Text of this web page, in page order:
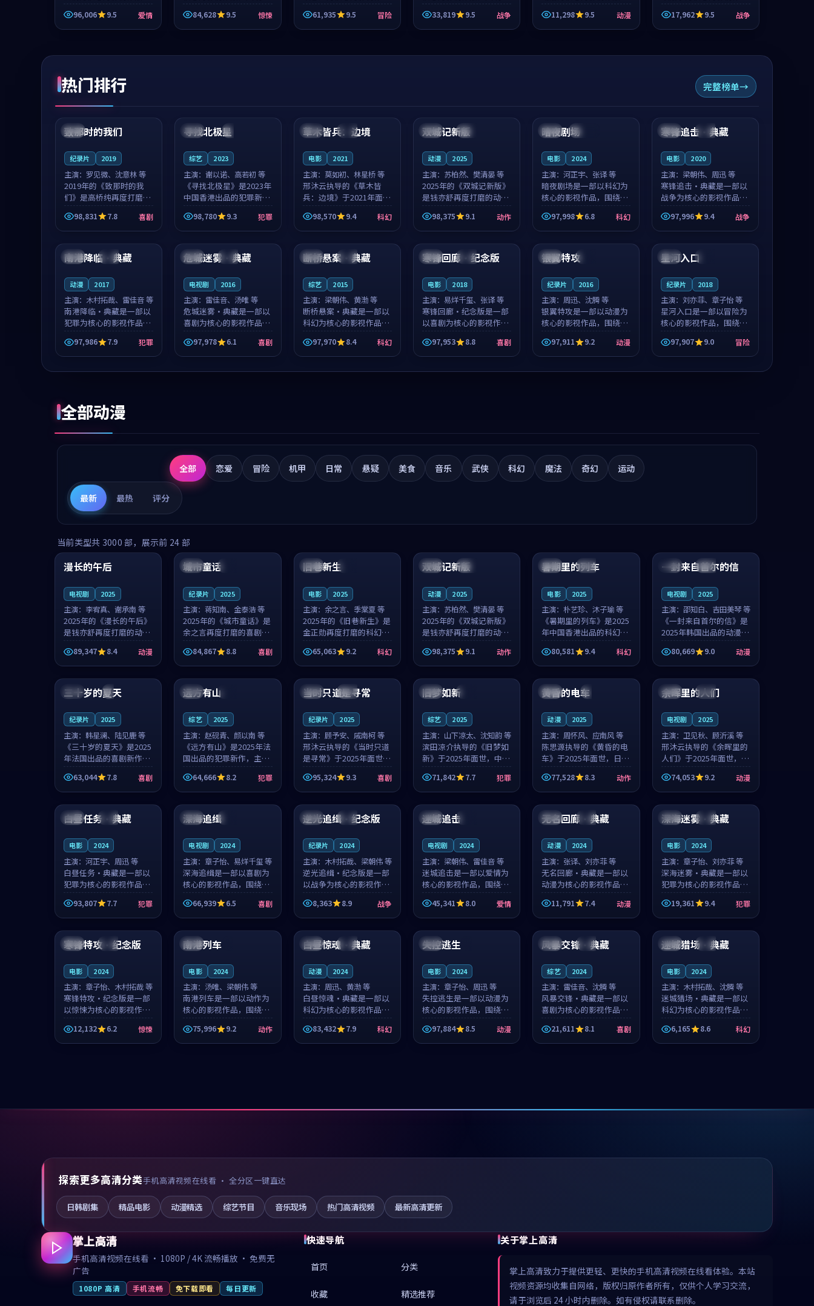
围绕危机、反转与人物成
长展开，整体节奏紧凑，
值得推荐观看。
96,006 9.5 爱情
机、反转与人物成长展
开，整体节奏紧凑，值得
推荐观看。
84,628 9.5 惊悚
品，围绕危机、反转与人
物成长展开，整体节奏紧
凑，值得推荐观看。
61,935 9.5 冒险
机、反转与人物成长展
开，整体节奏紧凑，值得
推荐观看。
33,819 9.5 战争
围绕危机、反转与人物成
长展开，整体节奏紧凑，
值得推荐观看。
11,298 9.5 动漫
品，围绕危机、反转与人
物成长展开，整体节奏紧
凑，值得推荐观看。
17,962 9.5 战争
热门排行 完整榜单
中国 4K
99:22
致那时的我们
纪录片 2019
主演： 罗见微、沈意林 等
2019年的《致那时的我
们》是高桥纯再度打磨的
喜剧佳作。中国大陆的取
景与都市寓言的氛围相互
成就，罗见微与沈意林的
影片在悬念...
98,831 7.8 喜剧
中国 4K
99:18
寻找北极星
综艺 2023
主演： 谢以诺、高若初 等
《寻找北极星》是2023年
中国香港出品的犯罪新
作，主创团队希望用公路
冒险的故事让观众停下来
想一想。谢以诺领衔，高
柯的叙事节...
98,780 9.3 犯罪
泰国 独播
99:44
草木皆兵：边境
电影 2021
主演： 莫如初、林星桥 等
邢沐云执导的《草木皆
兵：边境》于2021年面
世，泰国的城市气质与校
园青春的人物心境共同构
筑了影片基调。莫如初、
整部科幻电影...
98,570 9.4 科幻
中国 独播
99:40
双城记新版
动漫 2025
主演： 苏柏然、樊清晏 等
2025年的《双城记新版》
是钱亦舒再度打磨的动作
佳作。中国大陆的取景与
沙漠探险的氛围相互成
就，苏柏然与樊清晏的对
片在悬念与...
98,375 9.1 动作
中国 连载中
99:59
暗夜剧场
电影 2024
主演： 河正宇、张译 等
暗夜剧场是一部以科幻为
核心的影视作品，围绕危
机、反转与人物成长展
开，整体节奏紧凑，值得
推荐观看。
97,998 6.8 科幻
中国 独播
99:47
寒锋追击·典藏
电影 2020
主演： 梁朝伟、周迅 等
寒锋追击·典藏是一部以
战争为核心的影视作品，
围绕危机、反转与人物成
长展开，整体节奏紧凑，
值得推荐观看。
97,996 9.4 战争
中国 完结
99:26
南港降临·典藏
动漫 2017
主演： 木村拓哉、雷佳音 等
南港降临·典藏是一部以
犯罪为核心的影视作品，
围绕危机、反转与人物成
长展开，整体节奏紧凑，
值得推荐观看。
97,986 7.9 犯罪
泰国 热播
99:17
危城迷雾·典藏
电视剧 2016
主演： 雷佳音、汤唯 等
危城迷雾·典藏是一部以
喜剧为核心的影视作品，
围绕危机、反转与人物成
长展开，整体节奏紧凑，
值得推荐观看。
97,978 6.1 喜剧
日本 完结
99:39
断桥悬案·典藏
综艺 2015
主演： 梁朝伟、黄渤 等
断桥悬案·典藏是一部以
科幻为核心的影视作品，
围绕危机、反转与人物成
长展开，整体节奏紧凑，
值得推荐观看。
97,970 8.4 科幻
泰国 完结
99:12
寒锋回廊·纪念版
电影 2018
主演： 易烊千玺、张译 等
寒锋回廊·纪念版是一部
以喜剧为核心的影视作
品，围绕危机、反转与人
物成长展开，整体节奏紧
凑，值得推荐观看。
97,953 8.8 喜剧
韩国
99:29
银翼特攻
纪录片 2016
主演： 周迅、沈腾 等
银翼特攻是一部以动漫为
核心的影视作品，围绕危
机、反转与人物成长展
开，整体节奏紧凑，值得
推荐观看。
97,911 9.2 动漫
美国
99:44
星河入口
纪录片 2018
主演： 刘亦菲、章子怡 等
星河入口是一部以冒险为
核心的影视作品，围绕危
机、反转与人物成长展
开，整体节奏紧凑，值得
推荐观看。
97,907 9.0 冒险
全部动漫
全部 恋爱 冒险 机甲 日常 悬疑 美食 音乐 武侠 科幻 魔法 奇幻 运动
最新 最热 评分
当前类型共 3000 部，展示前 24 部
中国 高分
99:16
漫长的午后
电视剧 2025
主演： 李宥真、谢承南 等
2025年的《漫长的午后》
是钱亦舒再度打磨的动漫
佳作。中国大陆的取景与
海岛日常的氛围相互成
就，李宥真与谢承南的对
手戏自然克制，让整部影
片在悬念与...
89,347 8.4 动漫
美国
城市童话
纪录片 2025
主演：蒋知南、金泰浩 等
2025年的《城市童话》是
余之言再度打磨的喜剧佳
作。美国的取景与历史战
争的氛围相互成就，蒋知
南与金泰浩的对手戏自然
克制，让整部影片在悬念
与温度之...
84,867 8.8 喜剧
英国
旧巷新生
电影 2025
主演： 余之言、季棠夏 等
2025年的《旧巷新生》是
金正勋再度打磨的科幻佳
作。英国的取景与雨夜物
语的氛围相互成就，余之
言与季棠夏的对手戏自然
克制，让整部影片在悬念
与温度之...
65,063 9.2 科幻
中国 独播
双城记新版
动漫 2025
主演： 苏柏然、樊清晏 等
2025年的《双城记新版》
是钱亦舒再度打磨的动作
佳作。中国大陆的取景与
沙漠探险的氛围相互成
就，苏柏然与樊清晏的对
手戏自然克制，让整部影
片在悬念与...
98,375 9.1 动作
中国 杜比
暑期里的列车
电影 2025
主演：朴艺珍、沐子瑜 等
《暑期里的列车》是2025
年中国香港出品的科幻新
作，主创团队希望用城市
夜归人的故事让观众停下
来想一想。朴艺珍领衔，
沐子瑜担任重要角色，郑
书延的叙...
80,581 9.4 科幻
韩国 热播
一封来自首尔的信
电视剧 2025
主演： 邵知白、吉田美琴 等
《一封来自首尔的信》是
2025年韩国出品的动漫新
作，主创团队希望用高考
往事的故事让观众停下来
想一想。邵知白领衔，吉
田美琴担任重要角色，谢
承南的叙...
80,669 9.0 动漫
法国 4K
99:12
三十岁的夏天
纪录片 2025
主演： 韩星澜、陆见鹿 等
《三十岁的夏天》是2025
年法国出品的喜剧新作，
主创团队希望用深夜电台
的故事让观众停下来想一
想。韩星澜领衔，陆见鹿
担任重要角色，山田纯一
的叙事节...
63,044 7.8 喜剧
法国
99:48
远方有山
综艺 2025
主演：赵砚青、颜以南 等
《远方有山》是2025年法
国出品的犯罪新作，主创
团队希望用高校追梦的故
事让观众停下来想一想。
赵砚青领衔，颜以南担任
重要角色，山田纯一的叙
事节奏一...
64,666 8.2 犯罪
泰国 杜比
99:32
当时只道是寻常
纪录片 2025
主演： 顾予安、戚南柯 等
邢沐云执导的《当时只道
是寻常》于2025年面世，
泰国的城市气质与母女情
深的人物心境共同构筑了
影片基调。顾予安、戚南
柯用细腻的表演撑起整部
喜剧电影...
95,324 9.3 喜剧
中国
99:08
旧梦如新
综艺 2025
主演： 山下凉太、沈知韵 等
滨田凉介执导的《旧梦如
新》于2025年面世，中国
台湾的城市气质与异国相
遇的人物心境共同构筑了
影片基调。山下凉太、沈
知韵用细腻的表演撑起整
部犯罪电...
71,842 7.7 犯罪
日本 4K
99:20
黄昏的电车
动漫 2025
主演：周怀风、应南风 等
陈思源执导的《黄昏的电
车》于2025年面世，日本
的城市气质与渔村故事的
人物心境共同构筑了影片
基调。周怀风、应南风用
细腻的表演撑起整部动作
电影，剧...
77,528 8.3 动作
泰国 完结
99:56
余晖里的人们
电视剧 2025
主演： 卫见秋、顾沂溪 等
邢沐云执导的《余晖里的
人们》于2025年面世，泰
国的城市气质与小镇生活
的人物心境共同构筑了影
片基调。卫见秋、顾沂溪
用细腻的表演撑起整部动
漫电影，...
74,053 9.2 动漫
韩国 院线
99:47
白昼任务·典藏
电影 2024
主演： 河正宇、周迅 等
白昼任务·典藏是一部以
犯罪为核心的影视作品，
围绕危机、反转与人物成
长展开，整体节奏紧凑，
值得推荐观看。
93,807 7.7 犯罪
美国
99:01
深海追缉
电视剧 2024
主演：章子怡、易烊千玺 等
深海追缉是一部以喜剧为
核心的影视作品，围绕危
机、反转与人物成长展
开，整体节奏紧凑，值得
推荐观看。
66,939 6.5 喜剧
泰国 高分
99:38
逆光追缉·纪念版
纪录片 2024
主演： 木村拓哉、梁朝伟 等
逆光追缉·纪念版是一部
以战争为核心的影视作
品，围绕危机、反转与人
物成长展开，整体节奏紧
凑，值得推荐观看。
8,363 8.9 战争
中国
99:29
迷城追击
电视剧 2024
主演： 梁朝伟、雷佳音 等
迷城追击是一部以爱情为
核心的影视作品，围绕危
机、反转与人物成长展
开，整体节奏紧凑，值得
推荐观看。
45,341 8.0 爱情
日本 高分
99:40
无名回廊·典藏
动漫 2024
主演： 张译、刘亦菲 等
无名回廊·典藏是一部以
动漫为核心的影视作品，
围绕危机、反转与人物成
长展开，整体节奏紧凑，
值得推荐观看。
11,791 7.4 动漫
英国 院线
99:08
深海迷雾·典藏
电影 2024
主演： 章子怡、刘亦菲 等
深海迷雾·典藏是一部以
犯罪为核心的影视作品，
围绕危机、反转与人物成
长展开，整体节奏紧凑，
值得推荐观看。
19,361 9.4 犯罪
泰国 杜比
99:57
寒锋特攻·纪念版
电影 2024
主演： 章子怡、木村拓哉 等
寒锋特攻·纪念版是一部
以惊悚为核心的影视作
品，围绕危机、反转与人
物成长展开，整体节奏紧
凑，值得推荐观看。
12,132 6.2 惊悚
中国
91:30
南港列车
电影 2024
主演： 汤唯、梁朝伟 等
南港列车是一部以动作为
核心的影视作品，围绕危
机、反转与人物成长展
开，整体节奏紧凑，值得
推荐观看。
75,996 9.2 动作
法国 热播
99:56
白昼惊魂·典藏
动漫 2024
主演： 周迅、黄渤 等
白昼惊魂·典藏是一部以
科幻为核心的影视作品，
围绕危机、反转与人物成
长展开，整体节奏紧凑，
值得推荐观看。
83,432 7.9 科幻
美国
99:49
失控逃生
电影 2024
主演： 章子怡、周迅 等
失控逃生是一部以动漫为
核心的影视作品，围绕危
机、反转与人物成长展
开，整体节奏紧凑，值得
推荐观看。
97,884 8.5 动漫
中国 热播
91:46
风暴交锋·典藏
综艺 2024
主演： 雷佳音、沈腾 等
风暴交锋·典藏是一部以
喜剧为核心的影视作品，
围绕危机、反转与人物成
长展开，整体节奏紧凑，
值得推荐观看。
21,611 8.1 喜剧
中国 杜比
98:01
迷城猎场·典藏
电影 2024
主演： 木村拓哉、沈腾 等
迷城猎场·典藏是一部以
科幻为核心的影视作品，
围绕危机、反转与人物成
长展开，整体节奏紧凑，
值得推荐观看。
6,165 8.6 科幻
探索更多高清分类手机高清视频在线看 · 全分区一键直达
日韩剧集 精品电影 动漫精选 综艺节目 音乐现场 热门高清视频 最新高清更新
掌上高清
手机高清视频在线看 · 1080P / 4K 流畅播放 · 免费无
广告
1080P 高清 手机流畅 免下载即看 每日更新
快速导航
首页 分类
收藏 精选推荐
关于掌上高清
掌上高清致力于提供更轻、更快的手机高清视频在线看体验。本站
视频资源均收集自网络，版权归原作者所有，仅供个人学习交流，
请于浏览后 24 小时内删除。如有侵权请联系删除。